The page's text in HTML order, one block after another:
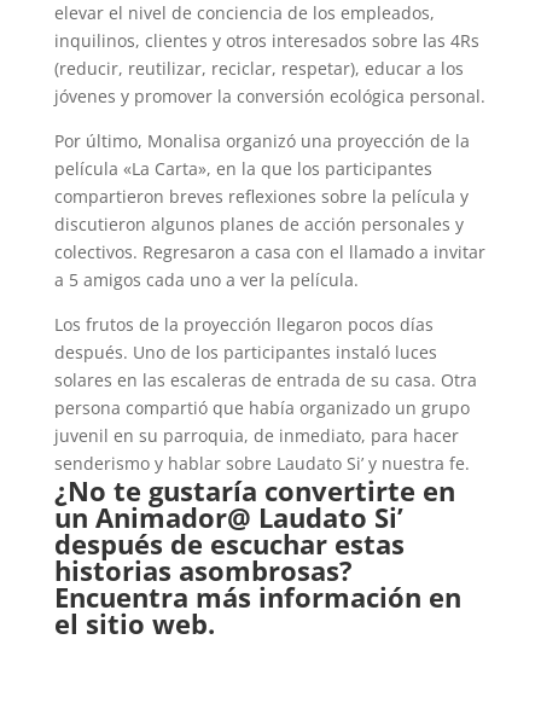
elevar el nivel de conciencia de los empleados,
inquilinos, clientes y otros interesados sobre las 4Rs
(reducir, reutilizar, reciclar, respetar), educar a los
jóvenes y promover la conversión ecológica personal.
Por último, Monalisa organizó una proyección de la
película «La Carta», en la que los participantes
compartieron breves reflexiones sobre la película y
discutieron algunos planes de acción personales y
colectivos. Regresaron a casa con el llamado a invitar
a 5 amigos cada uno a ver la película.
Los frutos de la proyección llegaron pocos días
después. Uno de los participantes instaló luces
solares en las escaleras de entrada de su casa. Otra
persona compartió que había organizado un grupo
juvenil en su parroquia, de inmediato, para hacer
senderismo y hablar sobre Laudato Si’ y nuestra fe.
¿No te gustaría convertirte en
un Animador@ Laudato Si’
después de escuchar estas
historias asombrosas?
Encuentra más información en
el sitio web.